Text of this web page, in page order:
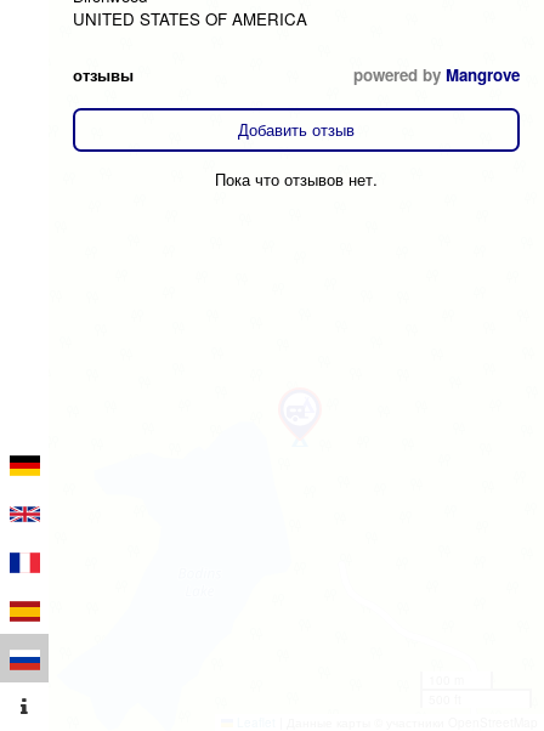
UNITED STATES OF AMERICA
отзывы powered by Mangrove
Добавить отзыв
Пока что отзывов нет.